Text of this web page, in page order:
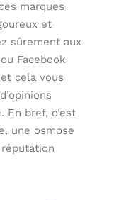
marques
et
sûrement aux
Facebook
cela vous
En bref, c’est
une osmose